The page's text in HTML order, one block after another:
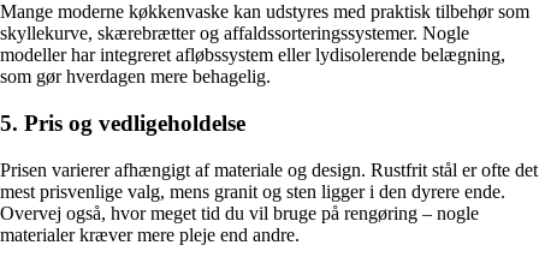
Mange moderne køkkenvaske kan udstyres med praktisk tilbehør som
skyllekurve, skærebrætter og affaldssorteringssystemer. Nogle
modeller har integreret afløbssystem eller lydisolerende belægning,
som gør hverdagen mere behagelig.
5. Pris og vedligeholdelse
Prisen varierer afhængigt af materiale og design. Rustfrit stål er ofte det
mest prisvenlige valg, mens granit og sten ligger i den dyrere ende.
Overvej også, hvor meget tid du vil bruge på rengøring – nogle
materialer kræver mere pleje end andre.